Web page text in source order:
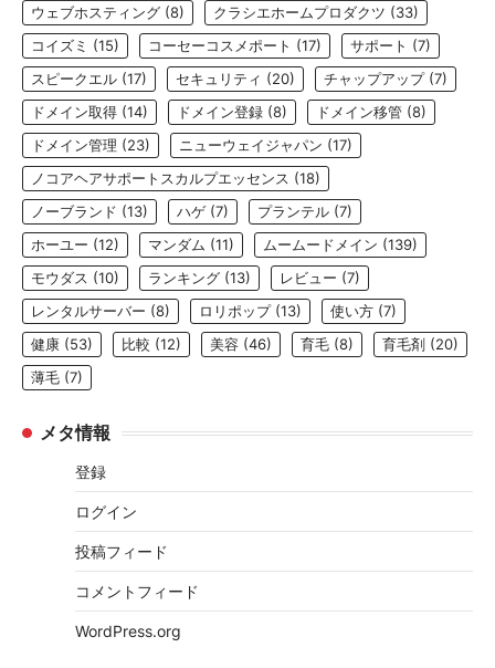
ウェブホスティング (8) クラシエホームプロダクツ (33)
コイズミ (15) コーセーコスメポート (17) サポート (7)
スピークエル (17) セキュリティ (20) チャップアップ(7)
ドメイン取得 (14) ドメイン登録 (8) ドメイン移管 (8)
ドメイン管理 (23) ニューウェイジャパン (17)
ノコアヘアサポートスカルプエッセンス (18)
ノーブランド (13) ハゲ (7) プランテル (7)
ホーユー (12) マンダム (11) ムームードメイン (139)
モウダス (10) ランキング (13) レビュー (7)
レンタルサーバー (8) ロリポップ(13) 使い方 (7)
健康 (53) 比較 (12) 美容 (46) 育毛 (8) 育毛剤 (20)
薄毛 (7)
メタ情報
登録
ログイン
投稿フィード
コメントフィード
WordPress.org